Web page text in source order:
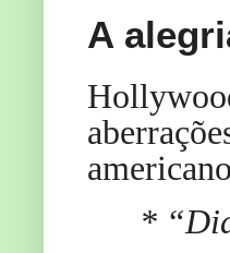
A
*